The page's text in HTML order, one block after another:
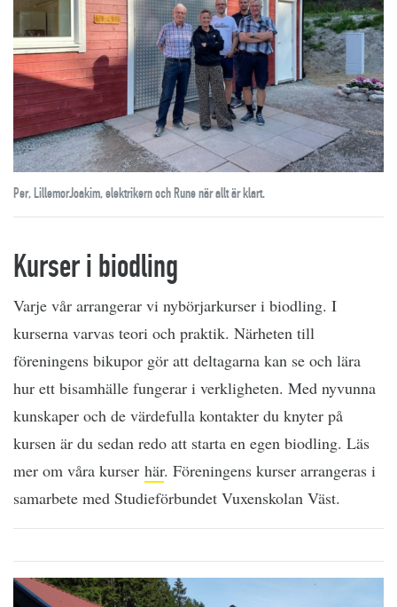
Per, LillemorJoakim, elektrikern och Rune när allt är klart.
Kurser i biodling
Varje vår arrangerar vi nybörjarkurser i biodling. I
kurserna varvas teori och praktik. Närheten till
föreningens bikupor gör att deltagarna kan se och lära
hur ett bisamhälle fungerar i verkligheten. Med nyvunna
kunskaper och de värdefulla kontakter du knyter på
kursen är du sedan redo att starta en egen biodling. Läs
mer om våra kurser här. Föreningens kurser arrangeras i
samarbete med Studieförbundet Vuxenskolan Väst.